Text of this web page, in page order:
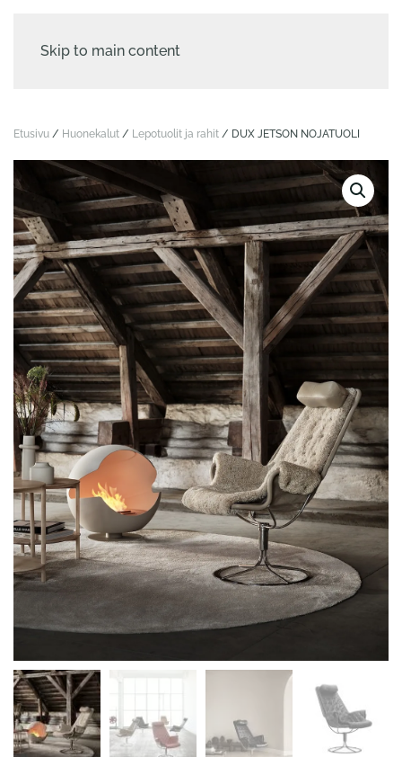
Skip to main content
Etusivu / Huonekalut / Lepotuolit ja rahit / DUX JETSON NOJATUOLI